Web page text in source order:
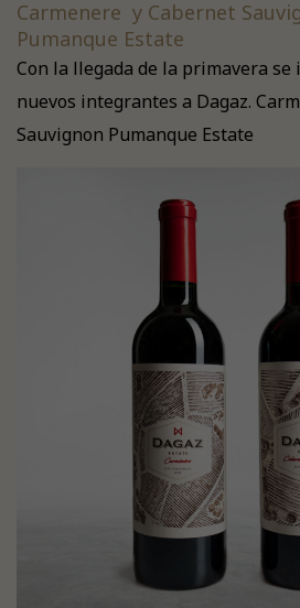
Carmenere y Cabernet
Pumanque Estate
Con la llegada de la primavera se
nuevos integrantes a Dagaz.
Sauvignon Pumanque Estate